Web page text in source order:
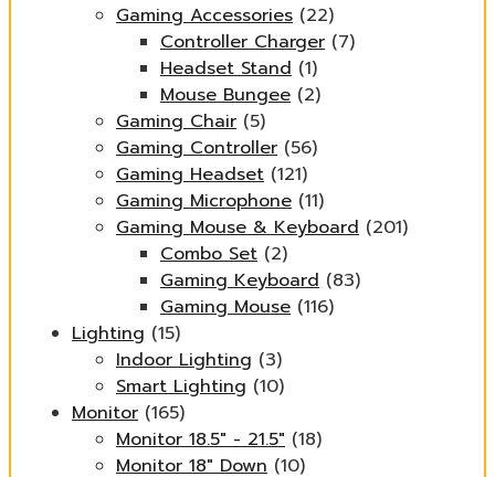
Gaming Accessories (22)
Controller Charger (7)
Headset Stand (1)
Mouse Bungee (2)
Gaming Chair (5)
Gaming Controller (56)
Gaming Headset (121)
Gaming Microphone (11)
Gaming Mouse & Keyboard (201)
Combo Set (2)
Gaming Keyboard (83)
Gaming Mouse (116)
Lighting (15)
Indoor Lighting (3)
Smart Lighting (10)
Monitor (165)
Monitor 18.5" - 21.5" (18)
Monitor 18" Down (10)